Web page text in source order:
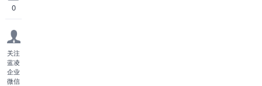
0
关注
蓝凌
企业
微信